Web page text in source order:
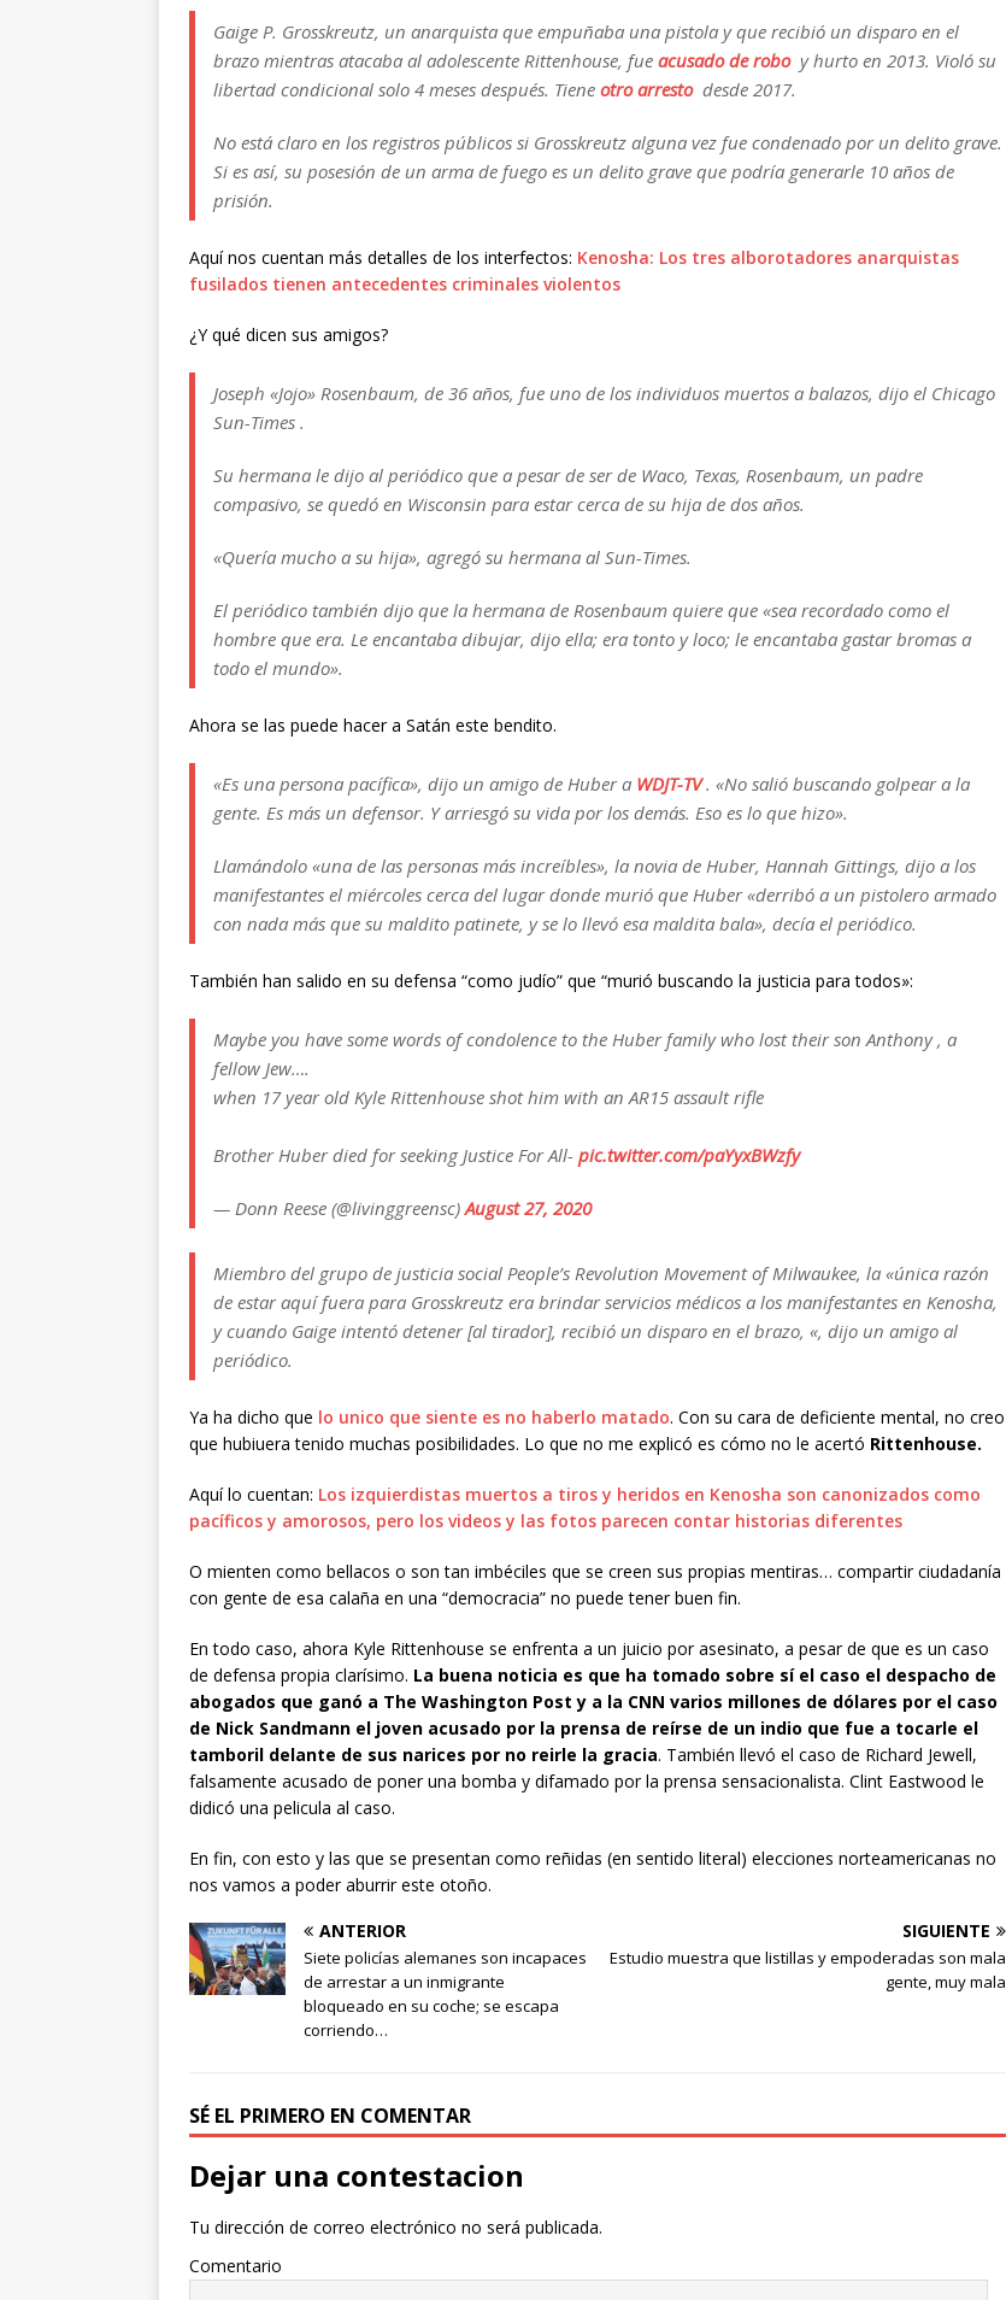
Gaige P. Grosskreutz, un anarquista que empuñaba una pistola y que recibió un disparo en el
brazo mientras atacaba al adolescente Rittenhouse, fue acusado de roboy hurto en 2013. Violó su
libertad condicional solo 4 meses después. Tiene otro arrestodesde 2017.
No está claro en los registros públicos si Grosskreutz alguna vez fue condenado por un delito grave.
Si es así, su posesión de un arma de fuego es un delito grave que podría generarle 10 años de
prisión.
Aquí nos cuentan más detalles de los interfectos: Kenosha: Los tres alborotadores anarquistas
fusilados tienen antecedentes criminales violentos
¿Y qué dicen sus amigos?
Joseph «Jojo» Rosenbaum, de 36 años, fue uno de los individuos muertos a balazos, dijo el Chicago
Sun-Times .
Su hermana le dijo al periódico que a pesar de ser de Waco, Texas, Rosenbaum, un padre
compasivo, se quedó en Wisconsin para estar cerca de su hija de dos años.
«Quería mucho a su hija», agregó su hermana al Sun-Times.
El periódico también dijo que la hermana de Rosenbaum quiere que «sea recordado como el
hombre que era. Le encantaba dibujar, dijo ella; era tonto y loco; le encantaba gastar bromas a
todo el mundo».
Ahora se las puede hacer a Satán este bendito.
«Es una persona pacífica», dijo un amigo de Huber a WDJT-TV. «No salió buscando golpear a la
gente. Es más un defensor. Y arriesgó su vida por los demás. Eso es lo que hizo».
Llamándolo «una de las personas más increíbles», la novia de Huber, Hannah Gittings, dijo a los
manifestantes el miércoles cerca del lugar donde murió que Huber «derribó a un pistolero armado
con nada más que su maldito patinete, y se lo llevó esa maldita bala», decía el periódico.
También han salido en su defensa “como judío” que “murió buscando la justicia para todos»:
Maybe you have some words of condolence to the Huber family who lost their son Anthony , a
fellow Jew….
when 17 year old Kyle Rittenhouse shot him with an AR15 assault rifle
Brother Huber died for seeking Justice For All- pic.twitter.com/paYyxBWzfy
— Donn Reese (@livinggreensc)August 27, 2020
Miembro del grupo de justicia social People’s Revolution Movement of Milwaukee, la «única razón
de estar aquí fuera para Grosskreutz era brindar servicios médicos a los manifestantes en Kenosha,
y cuando Gaige intentó detener [al tirador], recibió un disparo en el brazo, «, dijo un amigo al
periódico.
Ya ha dicho que lo unico que siente es no haberlo matado. Con su cara de deficiente mental, no creo
que hubiuera tenido muchas posibilidades. Lo que no me explicó es cómo no le acertó Rittenhouse.
Aquí lo cuentan: Los izquierdistas muertos a tiros y heridos en Kenosha son canonizados como
pacíficos y amorosos, pero los videos y las fotos parecen contar historias diferentes
O mienten como bellacos o son tan imbéciles que se creen sus propias mentiras… compartir ciudadanía
con gente de esa calaña en una “democracia” no puede tener buen fin.
En todo caso, ahora Kyle Rittenhouse se enfrenta a un juicio por asesinato, a pesar de que es un caso
de defensa propia clarísimo. La buena noticia es que ha tomado sobre sí el caso el despacho de
abogados que ganó a The Washington Post y a la CNN varios millones de dólares por el caso
de Nick Sandmann el joven acusado por la prensa de reírse de un indio que fue a tocarle el
tamboril delante de sus narices por no reirle la gracia. También llevó el caso de Richard Jewell,
falsamente acusado de poner una bomba y difamado por la prensa sensacionalista. Clint Eastwood le
didicó una pelicula al caso.
En fin, con esto y las que se presentan como reñidas (en sentido literal) elecciones norteamericanas no
nos vamos a poder aburrir este otoño.
ANTERIOR
Siete policías alemanes son incapaces
de arrestar a un inmigrante
bloqueado en su coche; se escapa
corriendo…
SIGUIENTE
Estudio muestra que listillas y empoderadas son mala
gente, muy mala
SÉ EL PRIMERO EN COMENTAR
Dejar una contestacion
Tu dirección de correo electrónico no será publicada.
Comentario